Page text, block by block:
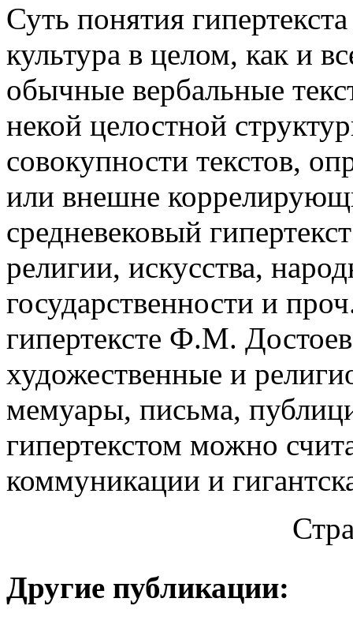
Суть понятия
культура в целом, как и
обычные вербальные
некой целостной
совокупности текстов,
или внешне
средневековый
религии, искусства,
государственности и
гипертексте Ф.М.
художественные и
мемуары, письма,
гипертекстом можно
коммуникации и
Другие публикации: